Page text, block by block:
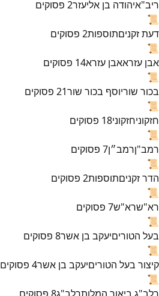
ריב"איהודה בן אליעזר2 פסוקים
📜
דעת זקניםתוספות2 פסוקים
📜
אבן עזראאבן עזרא14 פסוקים
📜
בכור שוריוסף בכור שור21 פסוקים
📜
חזקוניחזקוני18 פסוקים
📜
רמב"ןרמב״ן7 פסוקים
📜
הדר זקניםתוספות2 פסוקים
📜
רא"שרא"ש7 פסוקים
📜
בעל הטוריםיעקב בן אשר8 פסוקים
📜
קיצור בעל הטוריםיעקב בן אשר4 פסוקים
📜